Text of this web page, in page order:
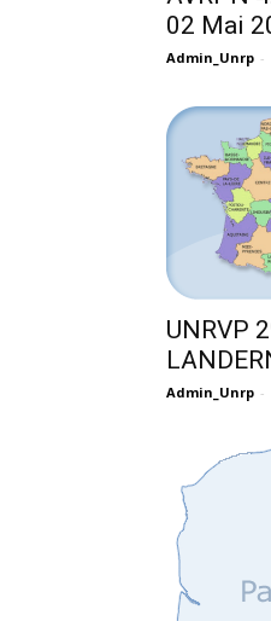
02 Mai
Admin_Unrp -
UNRVP
Admin_Unrp -